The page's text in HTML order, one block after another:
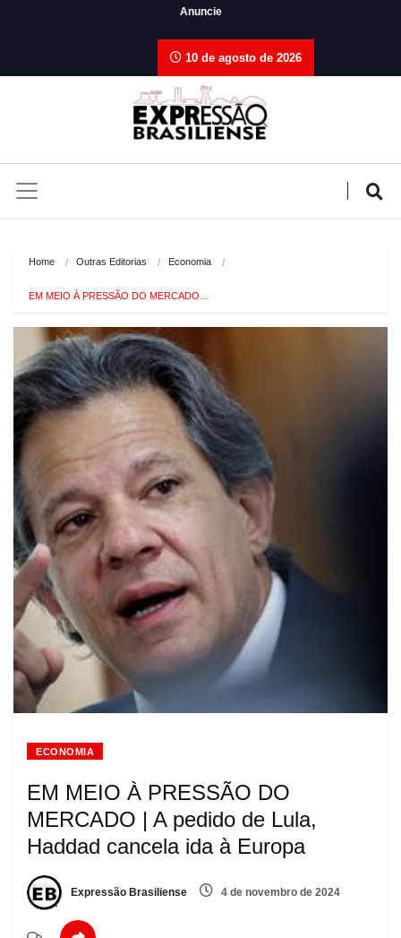
Anuncie
10 de agosto de 2026
Home Outras Editorias Economia
EM MEIO À PRESSÃO DO MERCADO…
ECONOMIA
EM MEIO À PRESSÃO DO
MERCADO | A pedido de Lula,
Haddad cancela ida à Europa
Expressão Brasiliense 4 de novembro de 2024